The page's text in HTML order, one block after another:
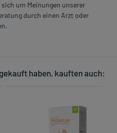
um Meinungen unserer
durch einen Arzt oder
haben, kauften auch: